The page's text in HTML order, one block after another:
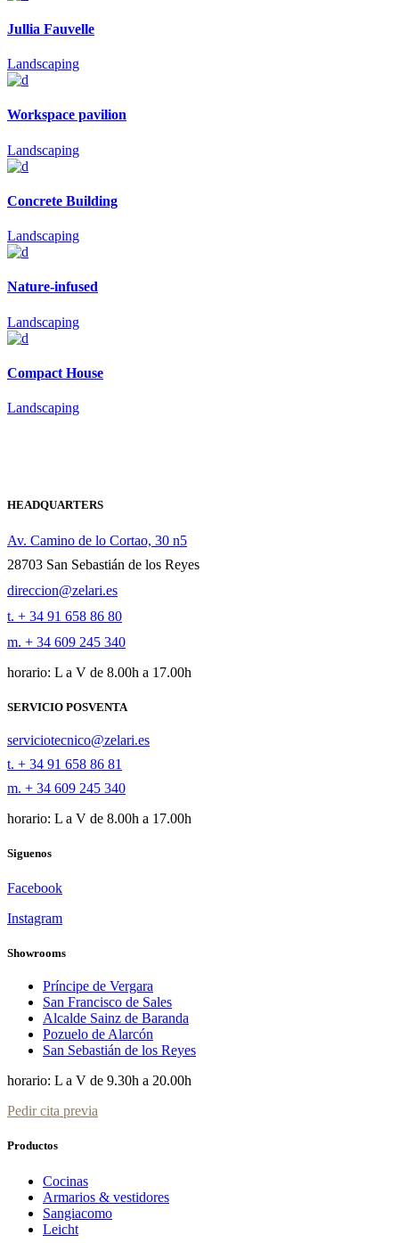
Jullia Fauvelle
Landscaping
Workspace pavilion
Landscaping
Concrete Building
Landscaping
Nature-infused
Landscaping
Compact House
Landscaping
HEADQUARTERS
Av. Camino de lo Cortao, 30 n5
28703 San Sebastián de los Reyes
direccion@zelari.es
t. + 34 91 658 86 80
m. + 34 609 245 340
horario: L a V de 8.00h a 17.00h
SERVICIO POSVENTA
serviciotecnico@zelari.es
t. + 34 91 658 86 81
m. + 34 609 245 340
horario: L a V de 8.00h a 17.00h
Siguenos
Facebook
Instagram
Showrooms
Príncipe de Vergara
San Francisco de Sales
Alcalde Sainz de Baranda
Pozuelo de Alarcón
San Sebastián de los Reyes
horario: L a V de 9.30h a 20.00h
Pedir cita previa
Productos
Cocinas
Armarios & vestidores
Sangiacomo
Leicht